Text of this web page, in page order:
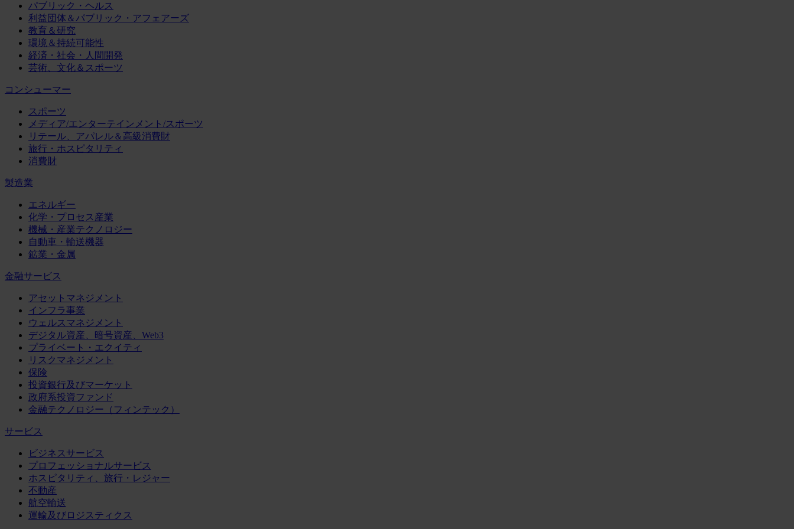
パブリック・ヘルス
利益団体＆パブリック・アフェアーズ
教育＆研究
環境＆持続可能性
経済・社会・人間開発
芸術、文化＆スポーツ
コンシューマー
スポーツ
メディア/エンターテインメント/スポーツ
リテール、アパレル＆高級消費財
旅行・ホスピタリティ
消費財
製造業
エネルギー
化学・プロセス産業
機械・産業テクノロジー
自動車・輸送機器
鉱業・金属
金融サービス
アセットマネジメント
インフラ事業
ウェルスマネジメント
デジタル資産、暗号資産、Web3
プライベート・エクイティ
リスクマネジメント
保険
投資銀行及びマーケット
政府系投資ファンド
金融テクノロジー（フィンテック）
サービス
ビジネスサービス
プロフェッショナルサービス
ホスピタリティ、旅行・レジャー
不動産
航空輸送
運輸及びロジスティクス